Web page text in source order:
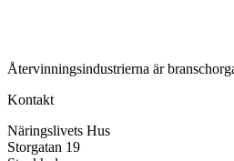
Återvinningsindustrierna är
Kontakt
Näringslivets Hus
Storgatan 19